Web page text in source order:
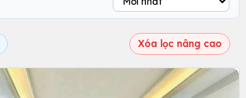
Xóa lọc nâng cao